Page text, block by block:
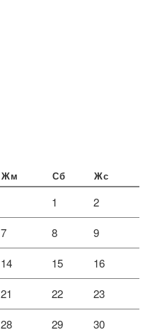
Жм Сб Жс
1 2
7 8 9
14 15 16
21 22 23
28 29 30